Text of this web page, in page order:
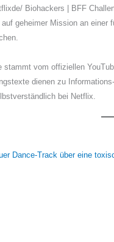
Biohackers | BFF
geheimer Mission an einer
stammt vom offiziellen
dienen zu
bei Netflix.
Dance-Track über eine